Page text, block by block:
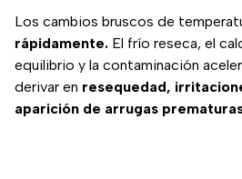
Los cambios bruscos de
rápidamente. El frío reseca, el
equilibrio y la contaminación
derivar en resequedad,
aparición de arrugas